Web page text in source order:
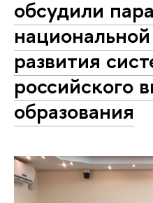
обсудили
развития
российского
образования